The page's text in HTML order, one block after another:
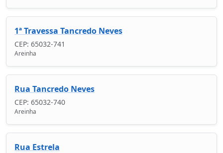
1ª Travessa Tancredo Neves
CEP: 65032-741
Areinha
Rua Tancredo Neves
CEP: 65032-740
Areinha
Rua Estrela